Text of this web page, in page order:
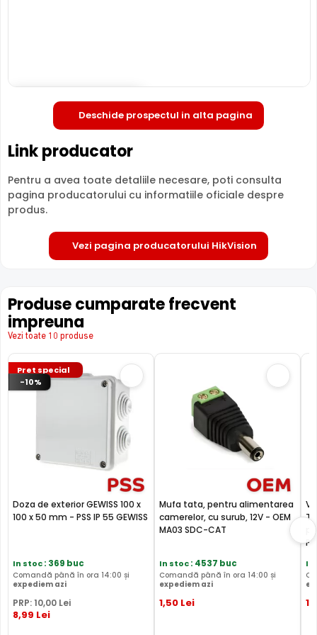
HikVision IDS-7104HUHI-M1/SC vs HikVision IDS-
7204HUHI-M2/XT →
Deschide prospectul in alta pagina
Link producator
Pentru a avea toate detaliile necesare, poti consulta
pagina producatorului cu informatiile oficiale despre
produs.
Vezi pagina producatorului HikVision
Produse cumparate frecvent
impreuna
Vezi toate 10 produse
Pret special
-10%
Doza de exterior GEWISS 100 x
100 x 50 mm - PSS IP 55 GEWISS
In stoc: 369 buc
Comandă până în ora 14:00 și
expediem azi
PRP: 10,00 Lei
8,99 Lei
Mufa tata, pentru alimentarea
camerelor, cu surub, 12V - OEM
MA03 SDC-CAT
In stoc: 4537 buc
Comandă până în ora 14:00 și
expediem azi
1,50 Lei
In
17